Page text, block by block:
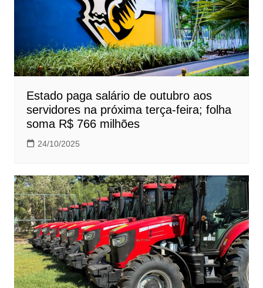
Estado paga salário de outubro aos
servidores na próxima terça-feira; folha
soma R$ 766 milhões
24/10/2025